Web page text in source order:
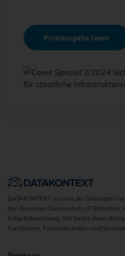
Printausgabe lesen
DATAKONTEXT ist einer der führenden
den Bereichen Datenschutz, IT-Sicherheit,
Entgeltabrechnung. Wir bieten Ihnen
Fachbücher, Fachzeitschriften und